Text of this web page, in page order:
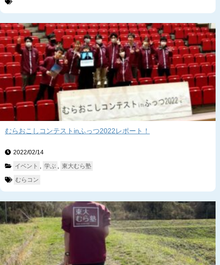
むらおこしコンテストinふっつ2022レポート！
2022/02/14
イベント
学ぶ
東大むら塾
むらコン